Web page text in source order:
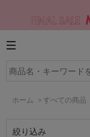
ホーム > すべての商品
絞り込み